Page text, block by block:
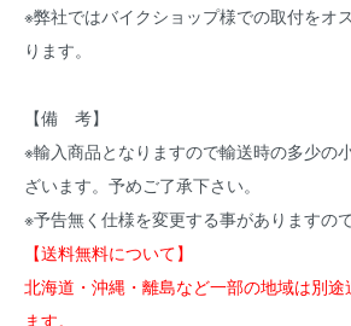
※弊社ではバイクショップ様での取付をオ
ります。
【備 考】
※輸入商品となりますので輸送時の多少の
ざいます。予めご了承下さい。
※予告無く仕様を変更する事がありますの
【送料無料について】
北海道・沖縄・離島など一部の地域は別途
ます。